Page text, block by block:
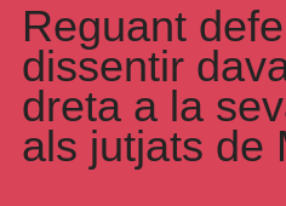
Reguant
dissentir
dreta a la
als jutjats de